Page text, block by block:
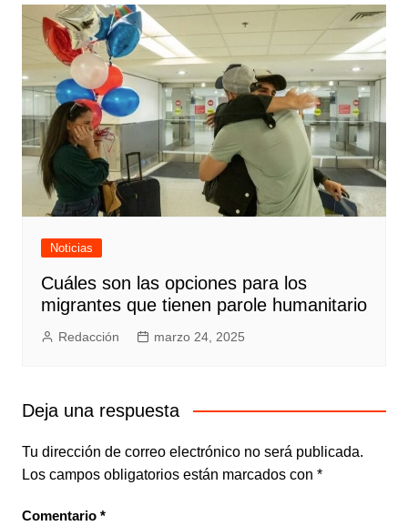
Noticias
Cuáles son las opciones para los
migrantes que tienen parole humanitario
Redacción marzo 24, 2025
Deja una respuesta
Tu dirección de correo electrónico no será publicada.
Los campos obligatorios están marcados con *
Comentario *